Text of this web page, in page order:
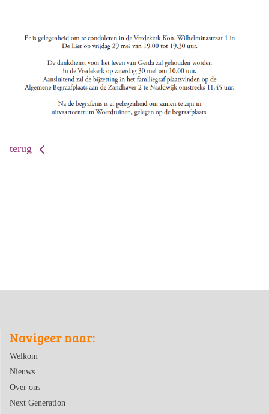
terug
Navigeer naar:
Welkom
Nieuws
Over ons
Next Generation